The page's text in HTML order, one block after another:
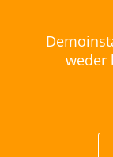
weder